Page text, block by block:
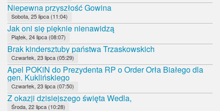
Niepewna przyszłość Gowina
Sobota, 25 lipca (11:04)
Jak oni się pięknie nienawidzą
Piątek, 24 lipca (08:07)
Brak kindersztuby państwa Trzaskowskich
Czwartek, 23 lipca (05:29)
Apel POKiN do Prezydenta RP o Order Orła Białego dla
gen. Kuklińskiego
Czwartek, 23 lipca (07:50)
Z okazji dzisiejszego święta Wedla,
Środa, 22 lipca (10:28)